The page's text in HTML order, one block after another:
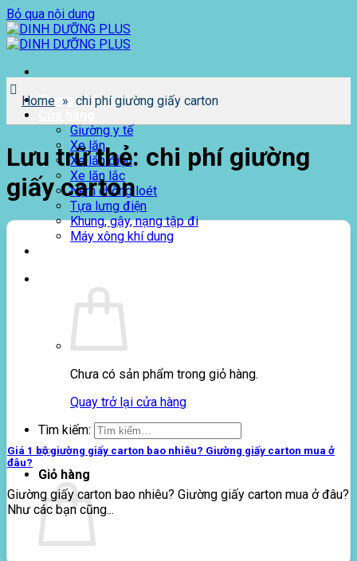
Bỏ qua nội dung
Trang chủ
Giường y tế
Xe lăn
Xe lăn điện
Xe lăn lắc
Nệm chống loét
Tựa lưng điện
Khung, gậy, nạng tập đi
Máy xông khí dung
Chưa có sản phẩm trong giỏ hàng.
Quay trở lại cửa hàng
Tìm kiếm:
Giỏ hàng
Home » chi phí giường giấy carton
Lưu trữ thẻ: chi phí giường
giấy carton
Giá 1 bộ giường giấy carton bao nhiêu? Giường giấy carton mua ở
đâu?
Giường giấy carton bao nhiêu? Giường giấy carton mua ở đâu?
Như các bạn cũng...